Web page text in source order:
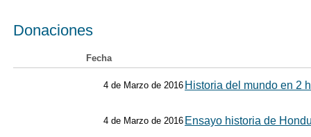
Donaciones
Fecha
4 de Marzo de 2016 Historia del mundo en 2
4 de Marzo de 2016 Ensayo historia de